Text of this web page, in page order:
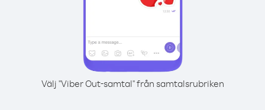
Välj "Viber Out-samtal" från samtalsrubriken